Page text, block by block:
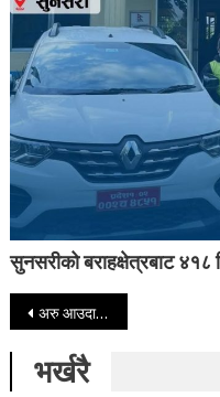
सुनसरीको बराहक्षेत्रबाट
Post navigation
अरु आउदा होटलमै जाने प्रचण्ड र माधव नेपालले जयशंकरसँग किन प्रोटोकलको कुरा उठाए ?
भर्खरै